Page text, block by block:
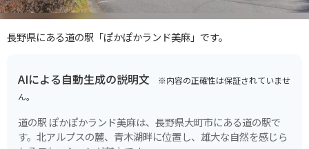
長野県にある道の駅「ぽかぽかランド美麻」です。
AIによる自動生成の説明文 ※内容の正確性は保証されていませ
ん。
道の駅 ぽかぽかランド美麻は、長野県大町市にある道の駅で
す。北アルプスの麓、青木湖畔に位置し、雄大な自然を感じら